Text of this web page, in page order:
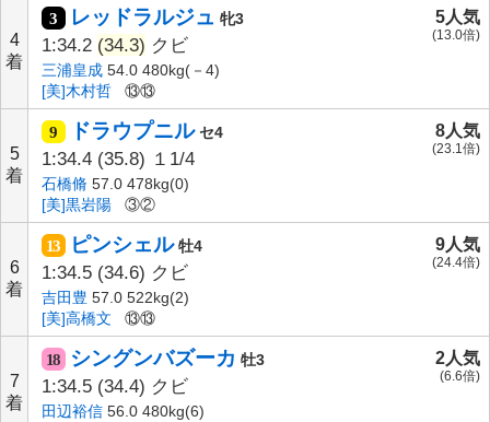
4
着
3 レッドラルジュ 牝3
1:34.2 (34.3) クビ
三浦皇成 54.0 480kg(－4)
[美]木村哲
⑬⑬
5人気
(13.0倍)
5
着
9 ドラウプニル セ4
1:34.4 (35.8) １1/4
石橋脩 57.0 478kg(0)
[美]黒岩陽
③②
8人気
(23.1倍)
6
着
13 ピンシェル 牡4
1:34.5 (34.6) クビ
吉田豊 57.0 522kg(2)
[美]高橋文
⑬⑬
9人気
(24.4倍)
7
着
18 シングンバズーカ 牡3
1:34.5 (34.4) クビ
田辺裕信 56.0 480kg(6)
2人気
(6.6倍)